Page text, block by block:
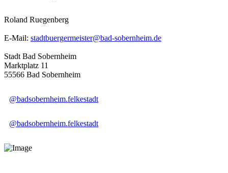
Roland Ruegenberg
E-Mail: stadtbuergermeister@bad-sobernheim.de
Stadt Bad Sobernheim
Marktplatz 11
55566 Bad Sobernheim
@badsobernheim.felkestadt
@badsobernheim.felkestadt